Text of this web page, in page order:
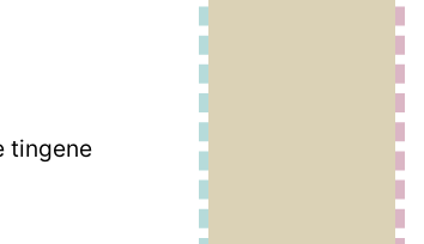
tingene